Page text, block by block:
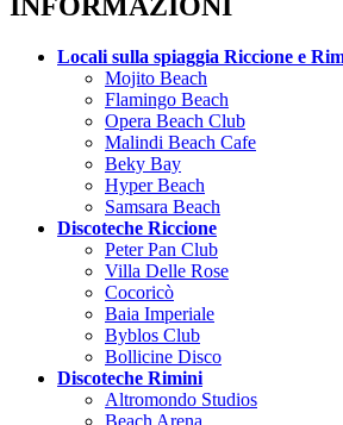
Locali sulla spiaggia Riccione e
Mojito Beach
Flamingo Beach
Opera Beach Club
Malindi Beach Cafe
Beky Bay
Hyper Beach
Samsara Beach
Discoteche Riccione
Peter Pan Club
Villa Delle Rose
Cocoricò
Baia Imperiale
Byblos Club
Bollicine Disco
Discoteche Rimini
Altromondo Studios
Beach Arena